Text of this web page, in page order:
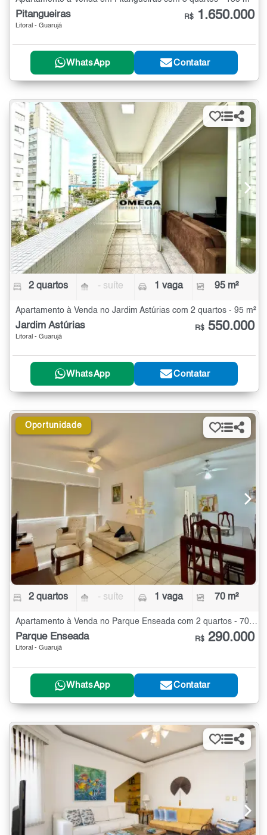
Pitangueiras
Litoral - Guarujá
R$ 1.650.000
WhatsApp Contatar
2 quartos - suíte 1 vaga 95 m²
Apartamento à Venda no Jardim Astúrias com 2 quartos - 95 m²
Jardim Astúrias
Litoral - Guarujá
R$ 550.000
WhatsApp Contatar
Oportunidade
2 quartos - suíte 1 vaga 70 m²
Apartamento à Venda no Parque Enseada com 2 quartos - 70 m²
Parque Enseada
Litoral - Guarujá
R$ 290.000
WhatsApp Contatar